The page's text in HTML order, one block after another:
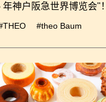
神户阪急世界博览会"！
#theo Baum